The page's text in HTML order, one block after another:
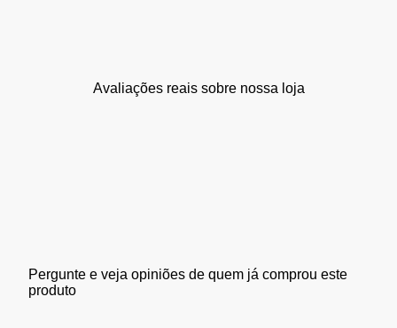
Avaliações reais sobre nossa loja
Pergunte e veja opiniões de quem já comprou este
produto